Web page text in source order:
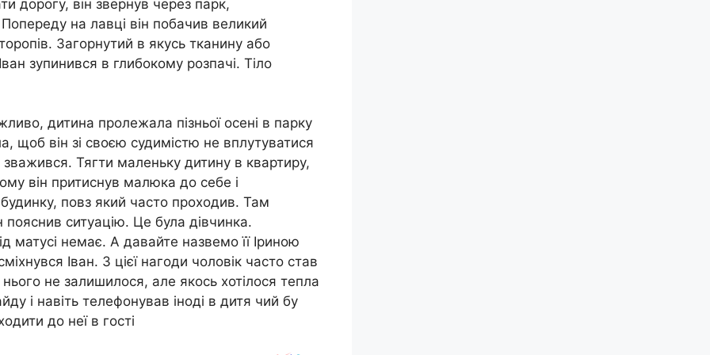
дорогу, він звернув через парк,
на лавці він побачив великий
Загорнутий в якусь тканину або
зупинився в глибокому розпачі. Тіло
дитина пролежала пізньої осені в парку
щоб він зі своєю судимістю не вплутуватися
Тягти маленьку дитину в квартиру,
він притиснув малюка до себе і
повз який часто проходив. Там
ситуацію. Це була дівчинка.
матусі немає. А давайте назвемо її Іриною
Іван. З цієї нагоди чоловік часто став
не залишилося, але якось хотілося тепла
і навіть телефонував іноді в дитя чий бу
до неї в гості